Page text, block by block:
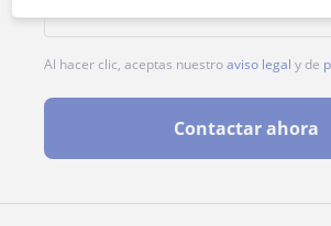
Al hacer clic, aceptas nuestroaviso legal y de
Contactar ahora